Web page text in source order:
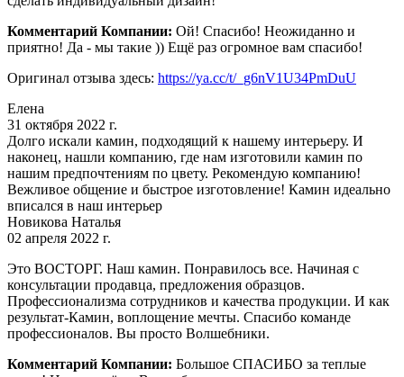
Комментарий Компании: Ой! Спасибо! Неожиданно и
приятно! Да - мы такие )) Ещё раз огромное вам спасибо!
Оригинал отзыва здесь: https://ya.cc/t/_g6nV1U34PmDuU
Елена
31 октября 2022 г.
Долго искали камин, подходящий к нашему интерьеру. И
наконец, нашли компанию, где нам изготовили камин по
нашим предпочтениям по цвету. Рекомендую компанию!
Вежливое общение и быстрое изготовление! Камин идеально
вписался в наш интерьер
Новикова Наталья
02 апреля 2022 г.
Это ВОСТОРГ. Наш камин. Понравилось все. Начиная с
консультации продавца, предложения образцов.
Профессионализма сотрудников и качества продукции. И как
результат-Камин, воплощение мечты. Спасибо команде
профессионалов. Вы просто Волшебники.
Комментарий Компании: Большое СПАСИБО за теплые